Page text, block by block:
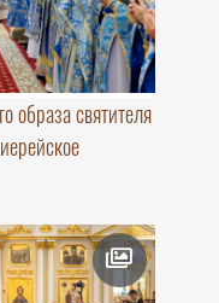
образа святителя